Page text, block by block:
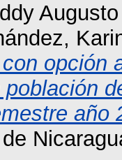
Augusto
opción
año